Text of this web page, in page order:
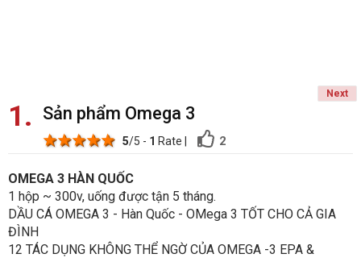
Next
1 Sản phẩm Omega 3
5 stars
4 stars
3 stars
2 stars
1 star 5/5 - 1 Rate 2
OMEGA 3 HÀN QUỐC
1 hộp ~ 300v, uống được tận 5 tháng.
DẦU CÁ OMEGA 3 - Hàn Quốc - OMega 3 TỐT CHO CẢ GIA
ĐÌNH
12 TÁC DỤNG KHÔNG THỂ NGỜ CỦA OMEGA -3 EPA &